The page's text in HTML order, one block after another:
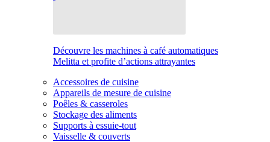
Découvre les machines à café automatiques
Melitta et profite d’actions attrayantes
Accessoires de cuisine
Appareils de mesure de cuisine
Poêles & casseroles
Stockage des aliments
Supports à essuie-tout
Vaisselle & couverts